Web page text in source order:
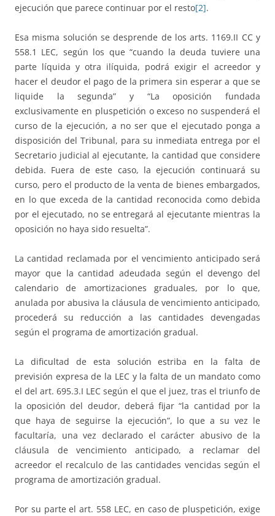
ejecución que parece continuar por el resto[2].
Esa misma solución se desprende de los arts. 1169.II CC y
558.1 LEC, según los que “cuando la deuda tuviere una
parte líquida y otra ilíquida, podrá exigir el acreedor y
hacer el deudor el pago de la primera sin esperar a que se
liquide la segunda” y “La oposición fundada
exclusivamente en pluspetición o exceso no suspenderá el
curso de la ejecución, a no ser que el ejecutado ponga a
disposición del Tribunal, para su inmediata entrega por el
Secretario judicial al ejecutante, la cantidad que considere
debida. Fuera de este caso, la ejecución continuará su
curso, pero el producto de la venta de bienes embargados,
en lo que exceda de la cantidad reconocida como debida
por el ejecutado, no se entregará al ejecutante mientras la
oposición no haya sido resuelta”.
La cantidad reclamada por el vencimiento anticipado será
mayor que la cantidad adeudada según el devengo del
calendario de amortizaciones graduales, por lo que,
anulada por abusiva la cláusula de vencimiento anticipado,
procederá su reducción a las cantidades devengadas
según el programa de amortización gradual.
La dificultad de esta solución estriba en la falta de
previsión expresa de la LEC y la falta de un mandato como
el del art. 695.3.I LEC según el que el juez, tras el triunfo de
la oposición del deudor, deberá fijar “la cantidad por la
que haya de seguirse la ejecución”, lo que a su vez le
facultaría, una vez declarado el carácter abusivo de la
cláusula de vencimiento anticipado, a reclamar del
acreedor el recalculo de las cantidades vencidas según el
programa de amortización gradual.
Por su parte el art. 558 LEC, en caso de pluspetición, exige